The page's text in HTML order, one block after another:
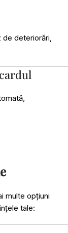
de deteriorări,
multe opțiuni
tale: